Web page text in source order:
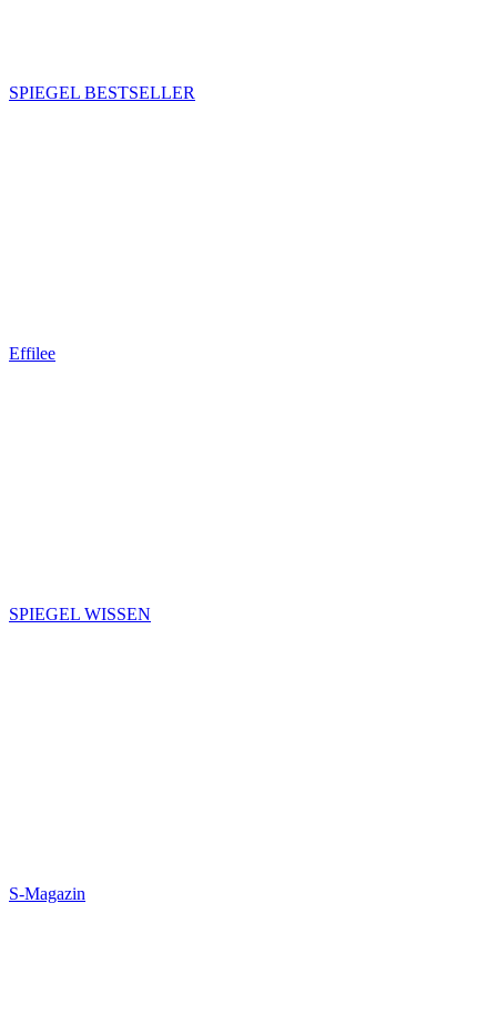
SPIEGEL BESTSELLER
Effilee
SPIEGEL WISSEN
S-Magazin